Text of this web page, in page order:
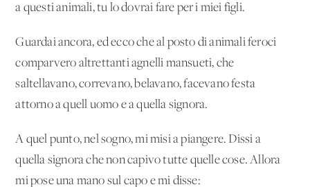
a questi animali, tu lo dovrai fare per i miei figli.
Guardai ancora, ed ecco che al posto di animali feroci
comparvero altrettanti agnelli mansueti, che
saltellavano, correvano, belavano, facevano festa
attorno a quell'uomo e a quella signora.
A quel punto, nel sogno, mi misi a piangere. Dissi a
quella signora che non capivo tutte quelle cose. Allora
mi pose una mano sul capo e mi disse: